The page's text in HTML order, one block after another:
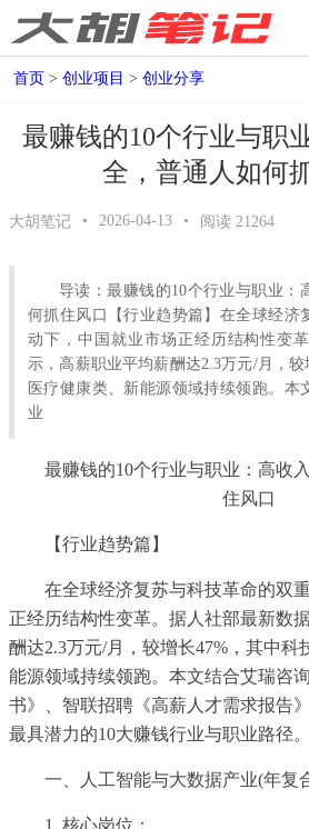
首页 > 创业项目 > 创业分享
最赚钱的10个行业与职
全，普通人如何
大胡笔记 • 2026-04-13 • 阅读 21264
导读：最赚钱的10个行业与职业：
何抓住风口【行业趋势篇】在全球经济
动下，中国就业市场正经历结构性变
示，高薪职业平均薪酬达2.3万元/月，较
医疗健康类、新能源领域持续领跑。本
业
最赚钱的10个行业与职业：高收
住风口
【行业趋势篇】
在全球经济复苏与科技革命的双
正经历结构性变革。据人社部最新数
酬达2.3万元/月，较增长47%，其中科
能源领域持续领跑。本文结合艾瑞咨
书》、智联招聘《高薪人才需求报告
最具潜力的10大赚钱行业与职业路径。
一、人工智能与大数据产业(年复
1. 核心岗位：